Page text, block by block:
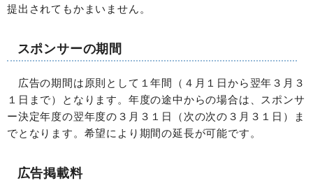
提出されてもかまいません。
スポンサーの期間
広告の期間は原則として１年間（４月１日から翌年３月３
１日まで）となります。年度の途中からの場合は、スポンサ
ー決定年度の翌年度の３月３１日（次の次の３月３１日）ま
でとなります。希望により期間の延長が可能です。
広告掲載料